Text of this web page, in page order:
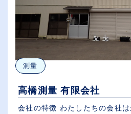
測量
高橋測量 有限会社
会社の特徴 わたしたちの会社は創業57年になり、公共